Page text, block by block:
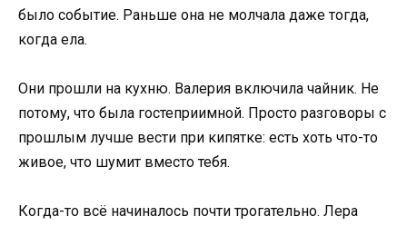
было событие. Раньше она не молчала даже тогда,
когда ела.
Они прошли на кухню. Валерия включила чайник. Не
потому, что была гостеприимной. Просто разговоры с
прошлым лучше вести при кипятке: есть хоть что-то
живое, что шумит вместо тебя.
Когда-то всё начиналось почти трогательно. Лера